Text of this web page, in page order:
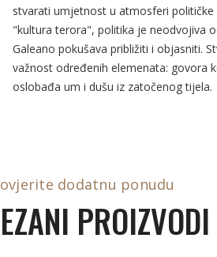
stvarati umjetnost u atmosferi
"kultura terora", politika je neodvojiva
Galeano pokušava približiti i objasniti.
važnost određenih elemenata: govora
oslobađa um i dušu iz zatočenog tijela.
dodatnu ponudu
PROIZVODI